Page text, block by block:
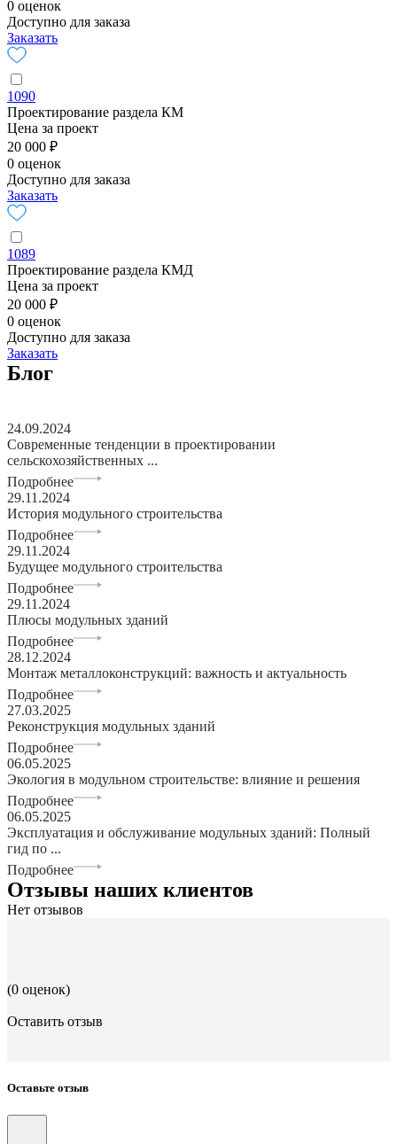
0 оценок
Доступно для заказа
Заказать
1090
Проектирование раздела КМ
Цена за проект
20 000 ₽
0 оценок
Доступно для заказа
Заказать
1089
Проектирование раздела КМД
Цена за проект
20 000 ₽
0 оценок
Доступно для заказа
Заказать
Блог
24.09.2024
Современные тенденции в проектировании
сельскохозяйственных ...
Подробнее
29.11.2024
История модульного строительства
Подробнее
29.11.2024
Будущее модульного строительства
Подробнее
29.11.2024
Плюсы модульных зданий
Подробнее
28.12.2024
Монтаж металлоконструкций: важность и актуальность
Подробнее
27.03.2025
Реконструкция модульных зданий
Подробнее
06.05.2025
Экология в модульном строительстве: влияние и решения
Подробнее
06.05.2025
Эксплуатация и обслуживание модульных зданий: Полный
гид по ...
Подробнее
Отзывы наших клиентов
Нет отзывов
(0 оценок)
Оставить отзыв
Оставьте отзыв